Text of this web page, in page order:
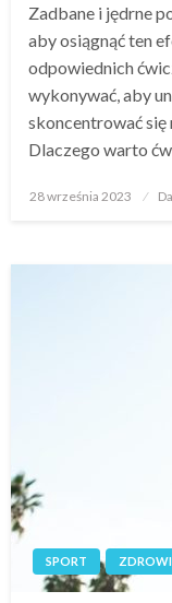
Zadbane i jędrne
aby osiągnąć ten
odpowiednich
wykonywać, aby
skoncentrować się
Dlaczego warto
Opublikowane
28 września 2023
SPORT